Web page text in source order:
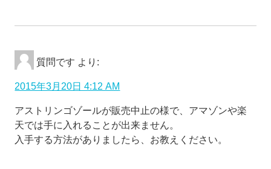
質問です より:
2015年3月20日 4:12 AM
アストリンゴゾールが販売中止の様で、アマゾンや楽
天では手に入れることが出来ません。
入手する方法がありましたら、お教えください。